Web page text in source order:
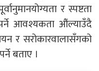
र स्पष्टता
आवश्यकता औंल्याउँदै
र सरोकारवालासँगको
बताए ।